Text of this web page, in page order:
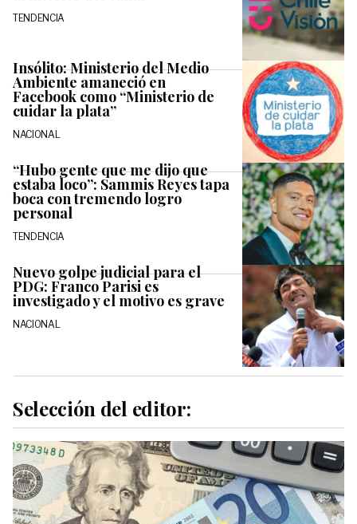
TENDENCIA
Insólito: Ministerio del Medio
Ambiente amaneció en
Facebook como “Ministerio de
cuidar la plata”
NACIONAL
“Hubo gente que me dijo que
estaba loco”: Sammis Reyes tapa
boca con tremendo logro
personal
TENDENCIA
Nuevo golpe judicial para el
PDG: Franco Parisi es
investigado y el motivo es grave
NACIONAL
Selección del editor: